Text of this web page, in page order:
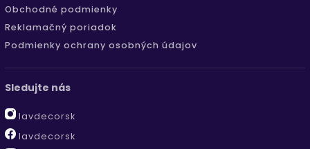
Obchodné podmienky
Reklamačný poriadok
Podmienky ochrany osobných údajov
Sledujte nás
lavdecorsk
lavdecorsk